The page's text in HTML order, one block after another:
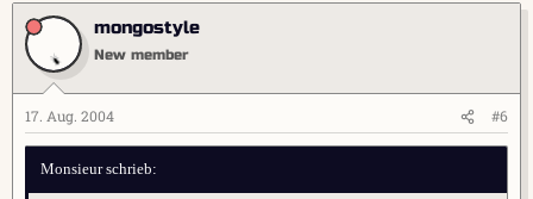
mongostyle
New member
17. Aug. 2004 #6
Monsieur schrieb: